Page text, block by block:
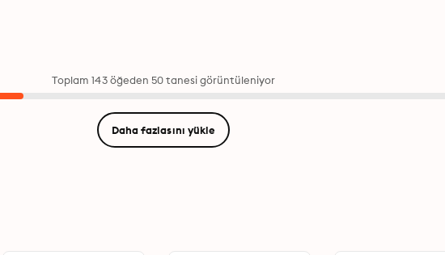
Toplam 143 öğeden 50 tanesi görüntüleniyor
Daha fazlasını yükle